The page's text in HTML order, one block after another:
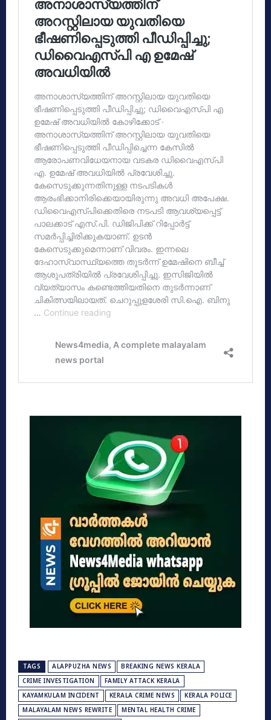
TAGS ALAPPUZHA NEWS
BREAKING NEWS KERALA
CRIME INVESTIGATION
FAMILY ATTACK KERALA
KAYAMKULAM INCIDENT
KERALA CRIME NEWS
KERALA POLICE
MALAYALAM NEWS REWRITE
MENTAL HEALTH CRIME